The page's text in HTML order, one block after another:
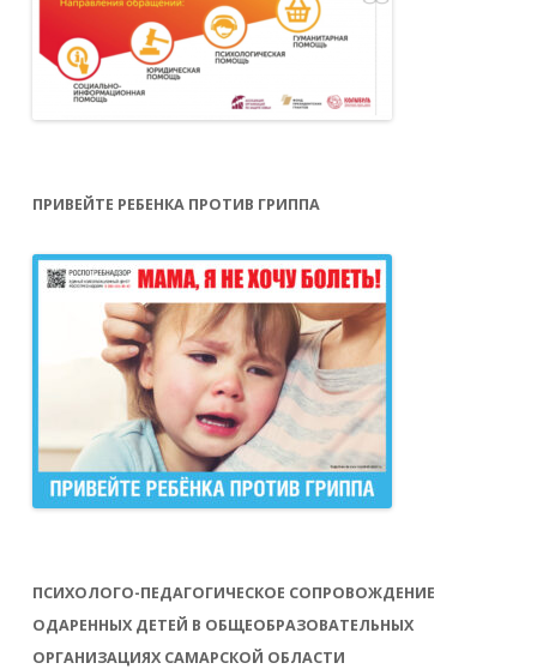
ПРИВЕЙТЕ РЕБЕНКА ПРОТИВ ГРИППА
ПСИХОЛОГО-ПЕДАГОГИЧЕСКОЕ СОПРОВОЖДЕНИЕ
ОДАРЕННЫХ ДЕТЕЙ В ОБЩЕОБРАЗОВАТЕЛЬНЫХ
ОРГАНИЗАЦИЯХ САМАРСКОЙ ОБЛАСТИ